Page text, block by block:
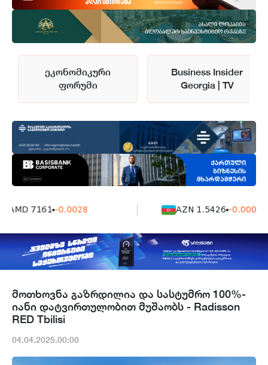
ეკონომიკური
ფორუმი
Business Insider
Georgia | TV
AMD 7161 -0.0028 AZN 1.5426 -0.0004
მოთხოვნა გაზრდილია და სასტუმრო 100%-
იანი დატვირთულობით მუშაობს - Radisson
RED Tbilisi
04.04.2025.00:00